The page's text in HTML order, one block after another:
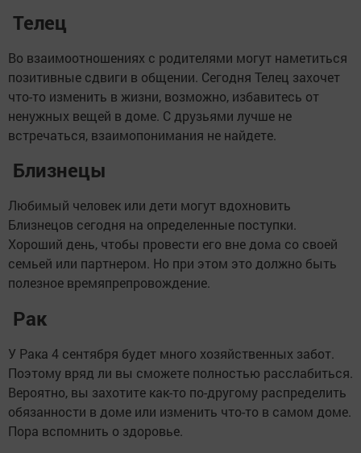
Телец
Во взаимоотношениях с родителями могут наметиться
позитивные сдвиги в общении. Сегодня Телец захочет
что-то изменить в жизни, возможно, избавитесь от
ненужных вещей в доме. С друзьями лучше не
встречаться, взаимопонимания не найдете.
Близнецы
Любимый человек или дети могут вдохновить
Близнецов сегодня на определенные поступки.
Хороший день, чтобы провести его вне дома со своей
семьей или партнером. Но при этом это должно быть
полезное времяпрепровождение.
Рак
У Рака 4 сентября будет много хозяйственных забот.
Поэтому вряд ли вы сможете полностью расслабиться.
Вероятно, вы захотите как-то по-другому распределить
обязанности в доме или изменить что-то в самом доме.
Пора вспомнить о здоровье.